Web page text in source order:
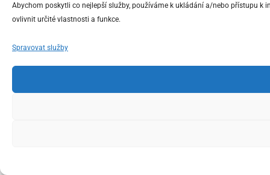
Abychom poskytli co nejlepší služby, používáme k ukládání a/nebo přístupu
ovlivnit určité vlastnosti a funkce.
Spravovat služby